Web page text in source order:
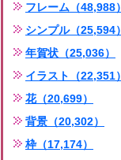
フレーム（48,988）
シンプル（25,594）
年賀状（25,036）
イラスト（22,351）
花（20,699）
背景（20,302）
枠（17,174）